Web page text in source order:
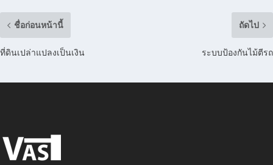
ชื่อก่อนหน้านี้
ที่ดินเปล่าแปลงเป็นเงิน
ถัดไป
ระบบป้องกันไม้ตีรถ